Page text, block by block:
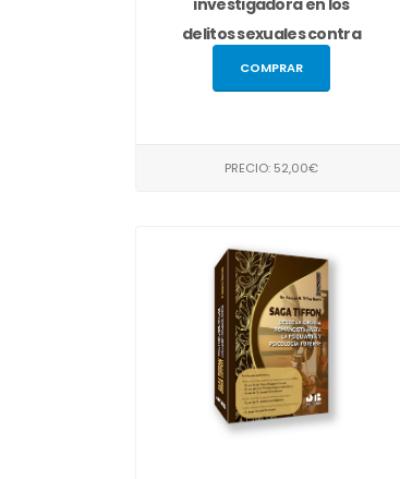
delitos sexuales contra
victima...
COMPRAR
PRECIO: 52,00€